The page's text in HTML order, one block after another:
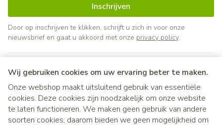
Wij gebruiken cookies om uw ervaring beter te maken.
Onze webshop maakt uitsluitend gebruik van essentiële
cookies. Deze cookies zijn noodzakelijk om onze website
te laten functioneren. We maken geen gebruik van andere
soorten cookies; daarom bieden we geen mogelijkheid om
Inschrijven
Door op inschrijven te klikken, schrijft u zich in voor onze
nieuwsbrief en gaat u akkoord met onze privacy policy.